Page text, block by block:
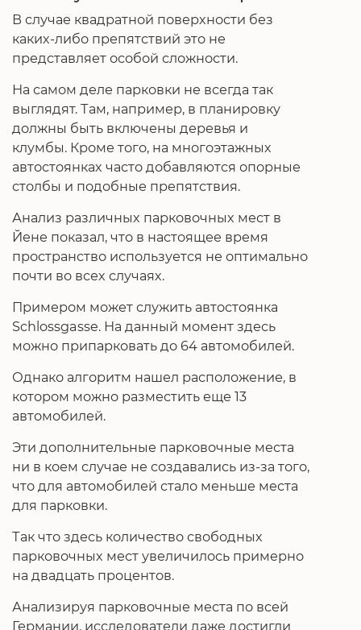
В случае квадратной поверхности без
каких-либо препятствий это не
представляет особой сложности.
На самом деле парковки не всегда так
выглядят. Там, например, в планировку
должны быть включены деревья и
клумбы. Кроме того, на многоэтажных
автостоянках часто добавляются опорные
столбы и подобные препятствия.
Анализ различных парковочных мест в
Йене показал, что в настоящее время
пространство используется не оптимально
почти во всех случаях.
Примером может служить автостоянка
Schlossgasse. На данный момент здесь
можно припарковать до 64 автомобилей.
Однако алгоритм нашел расположение, в
котором можно разместить еще 13
автомобилей.
Эти дополнительные парковочные места
ни в коем случае не создавались из-за того,
что для автомобилей стало меньше места
для парковки.
Так что здесь количество свободных
парковочных мест увеличилось примерно
на двадцать процентов.
Анализируя парковочные места по всей
Германии, исследователи даже достигли